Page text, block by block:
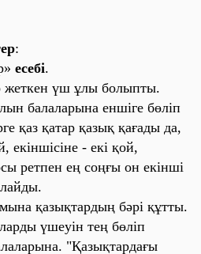
:
» есебі.
жеткен үш ұлы болыпты.
балаларына еншіге бөліп
қаз қатар қазық қағады да,
екіншісіне - екі қой,
ретпен ең соңғы он екінші
қазықтардың бәрі құтты.
үшеуін тең бөліп
"Қазықтардағы